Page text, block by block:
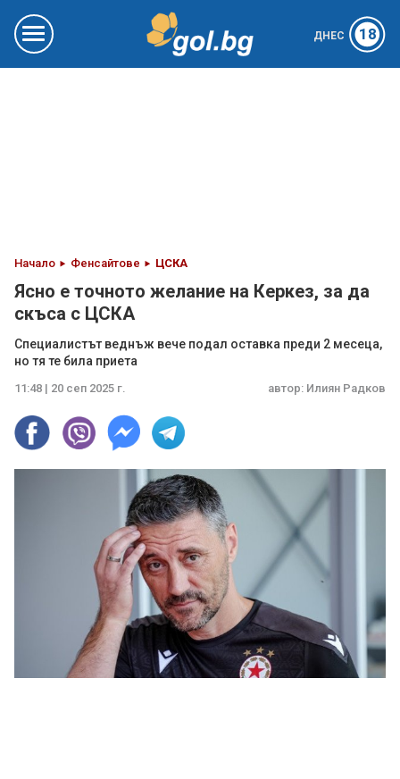
ДНЕС 18
Начало Фенсайтове ЦСКА
Ясно е точното желание на Керкез, за да
скъса с ЦСКА
Специалистът веднъж вече подал оставка преди 2 месеца,
но тя те била приета
11:48 | 20 сеп 2025 г. автор: Илиян Радков